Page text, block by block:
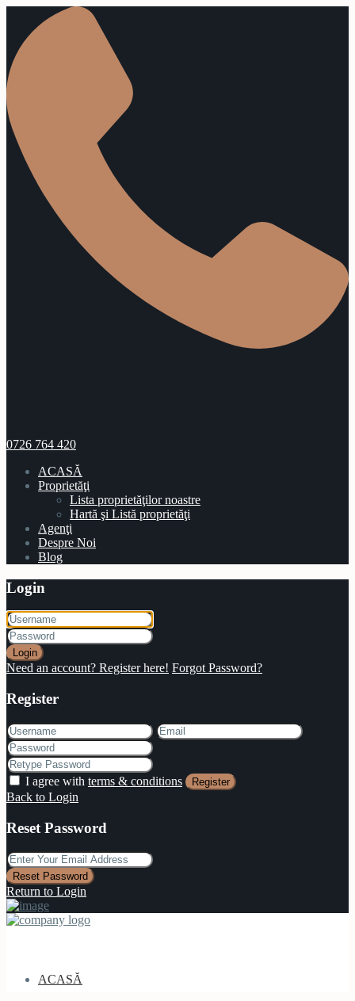
0726 764 420
ACASĂ
Proprietăţi
Lista proprietăţilor noastre
Hartă şi Listă proprietăţi
Agenţi
Despre Noi
Blog
Login
Login
Need an account? Register here! Forgot Password?
Register
I agree with terms & conditions Register
Back to Login
Reset Password
Reset Password
Return to Login
ACASĂ